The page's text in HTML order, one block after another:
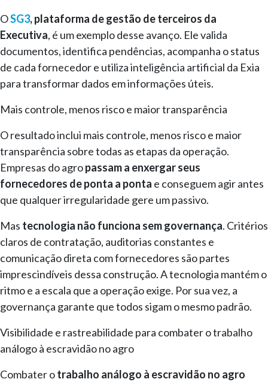
OSG3, plataforma de gestão de terceiros da
Executiva, é um exemplo desse avanço. Ele valida
documentos, identifica pendências, acompanha o status
de cada fornecedor e utiliza inteligência artificial da Exia
para transformar dados em informações úteis.
Mais controle, menos risco e maior transparência
O resultado inclui mais controle, menos risco e maior
transparência sobre todas as etapas da operação.
Empresas do agropassam a enxergar seus
fornecedores de ponta a ponta e conseguem agir antes
que qualquer irregularidade gere um passivo.
Mas tecnologia não funciona sem governança. Critérios
claros de contratação, auditorias constantes e
comunicação direta com fornecedores são partes
imprescindíveis dessa construção. A tecnologia mantém o
ritmo e a escala que a operação exige. Por sua vez, a
governança garante que todos sigam o mesmo padrão.
Visibilidade e rastreabilidade para combater o trabalho
análogo à escravidão no agro
Combater otrabalho análogo à escravidão no agro